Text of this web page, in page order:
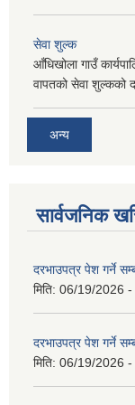
सेवा शुल्क
आँधिखोला गाउँ
वापतको सेवा शुल्कको
अन्य
सार्वजनिक
दरभाउपत्र पेश गर्ने
मिति: 06/19/2026 -
दरभाउपत्र पेश गर्ने
मिति: 06/19/2026 -